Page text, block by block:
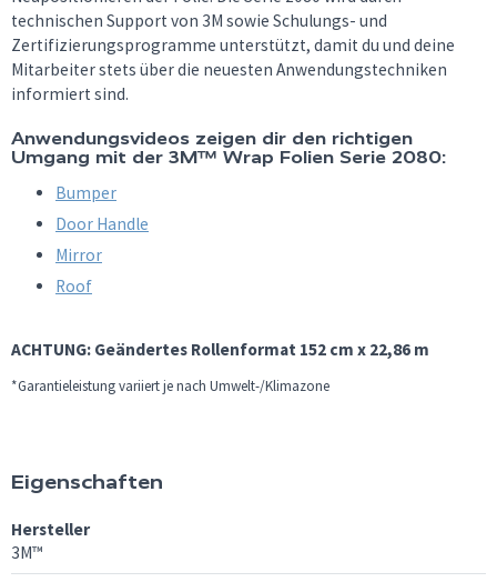
technischen Support von 3M sowie Schulungs- und
Zertifizierungsprogramme unterstützt, damit du und deine
Mitarbeiter stets über die neuesten Anwendungstechniken
informiert sind.
Anwendungsvideos zeigen dir den richtigen
Umgang mit der 3M™ Wrap Folien Serie 2080:
Bumper
Door Handle
Mirror
Roof
ACHTUNG: Geändertes Rollenformat 152 cm x 22,86 m
*Garantieleistung variiert je nach Umwelt-/Klimazone
Eigenschaften
Hersteller
3M™